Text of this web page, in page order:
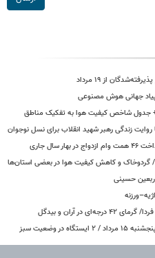
از ۱۹ مرداد
جهانی هوش مصنوعی
روایت زندگی رهبر شهید انقلاب برای نسل نوجوان
جاری
گردوخاک و کاهش کیفیت هوا در بعضی استان‌ها
حسینی
در آران و بیدگل
وضعیت سبز